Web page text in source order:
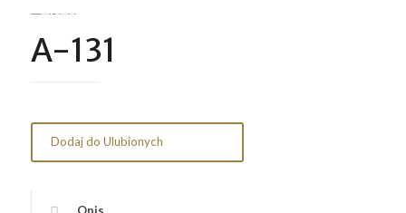
A-131
Dodaj do Ulubionych
Opis